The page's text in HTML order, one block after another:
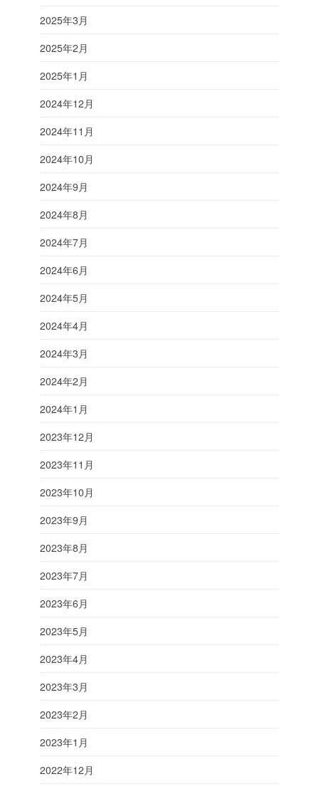
2025年3月
2025年2月
2025年1月
2024年12月
2024年11月
2024年10月
2024年9月
2024年8月
2024年7月
2024年6月
2024年5月
2024年4月
2024年3月
2024年2月
2024年1月
2023年12月
2023年11月
2023年10月
2023年9月
2023年8月
2023年7月
2023年6月
2023年5月
2023年4月
2023年3月
2023年2月
2023年1月
2022年12月